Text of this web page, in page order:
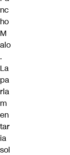
nc
ho
M
alo
.
La
pa
rla
m
en
tar
ia
sol